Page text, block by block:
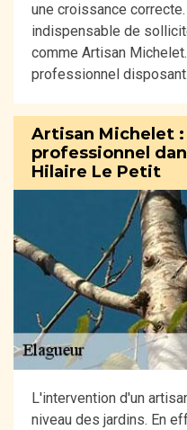
une croissance
indispensable de
comme Artisan
professionnel
Artisan Michelet
professionnel
Hilaire Le Petit
L'intervention d'un
niveau des jardins. En